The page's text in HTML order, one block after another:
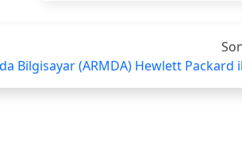
Bilgisayar (ARMDA) Hewlett Packard